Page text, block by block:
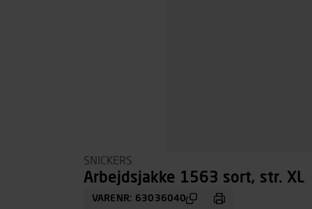
SNICKERS
Arbejdsjakke 1563 sort, str. XL
VARENR: 63036040